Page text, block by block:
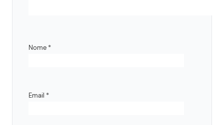
Nome *
Email *